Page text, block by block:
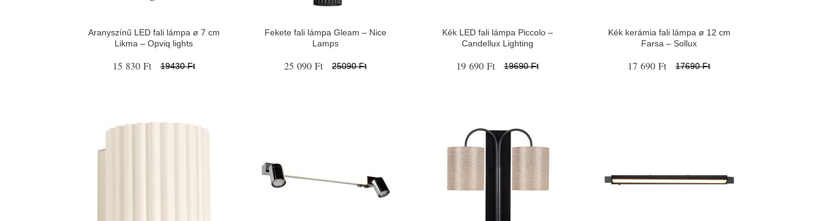
Aranyszínű LED fali lámpa ø 7 cm
Likma – Opviq lights
15 830 Ft 19430 Ft
Fekete fali lámpa Gleam – Nice
Lamps
25 090 Ft 25090 Ft
Kék LED fali lámpa Piccolo –
Candellux Lighting
19 690 Ft 19690 Ft
Kék kerámia fali lámpa ø 12 cm
Farsa – Sollux
17 690 Ft 17690 Ft